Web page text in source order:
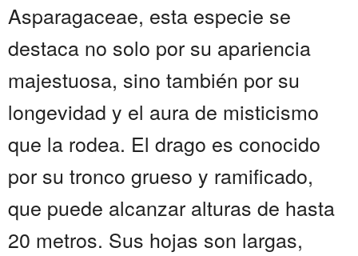
Asparagaceae, esta especie se
destaca no solo por su apariencia
majestuosa, sino también por su
longevidad y el aura de misticismo
que la rodea. El drago es conocido
por su tronco grueso y ramificado,
que puede alcanzar alturas de hasta
20 metros. Sus hojas son largas,